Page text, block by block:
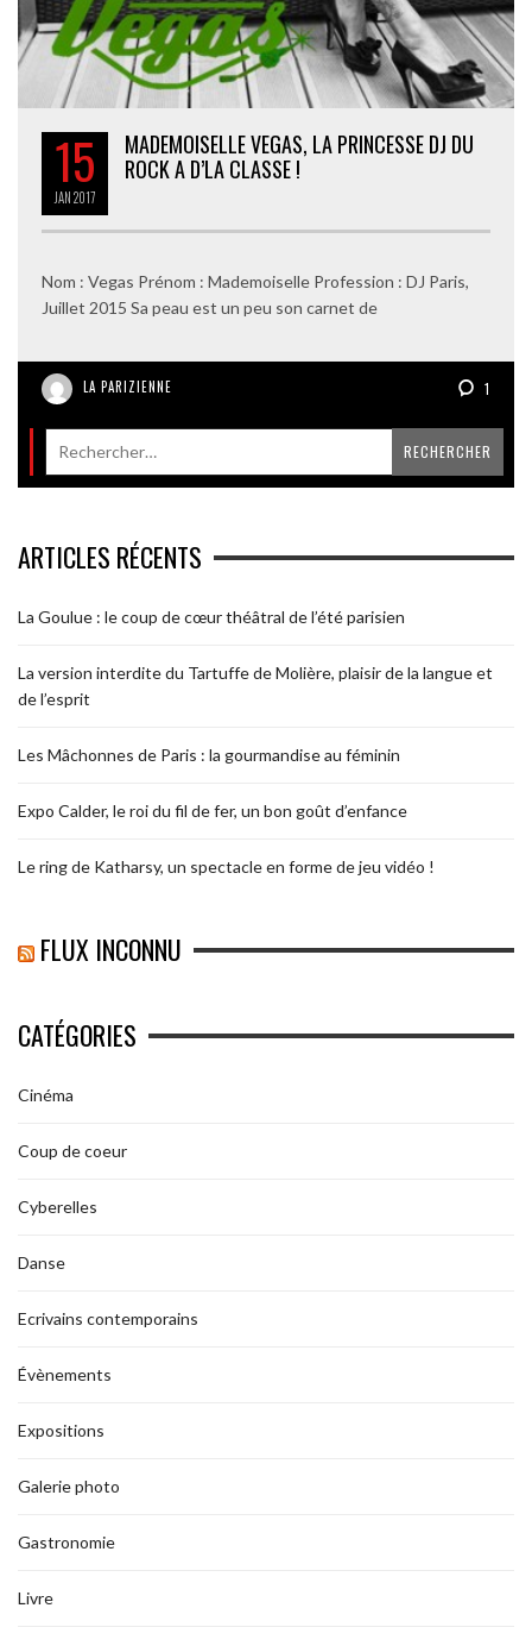
15
JAN2017
MADEMOISELLE VEGAS, LA PRINCESSE DJ DU
ROCK A D’LA CLASSE !
Nom : Vegas Prénom : Mademoiselle Profession : DJ Paris,
Juillet 2015 Sa peau est un peu son carnet de
LA PARIZIENNE 1
ARTICLES RÉCENTS
La Goulue : le coup de cœur théâtral de l’été parisien
La version interdite du Tartuffe de Molière, plaisir de la langue et
de l’esprit
Les Mâchonnes de Paris : la gourmandise au féminin
Expo Calder, le roi du fil de fer, un bon goût d’enfance
Le ring de Katharsy, un spectacle en forme de jeu vidéo !
FLUX INCONNU
CATÉGORIES
Cinéma
Coup de coeur
Cyberelles
Danse
Ecrivains contemporains
Évènements
Expositions
Galerie photo
Gastronomie
Livre